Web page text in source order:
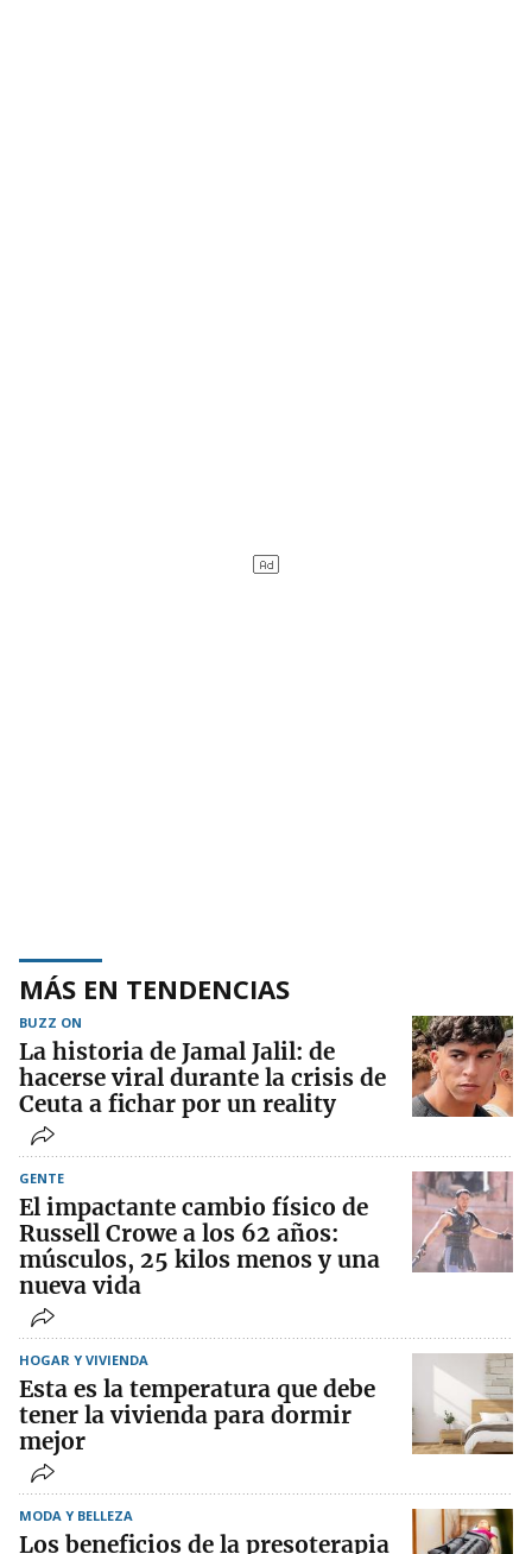
MÁS EN TENDENCIAS
BUZZ ON
La historia de Jamal Jalil: de
hacerse viral durante la crisis de
Ceuta a fichar por un reality
GENTE
El impactante cambio físico de
Russell Crowe a los 62 años:
músculos, 25 kilos menos y una
nueva vida
HOGAR Y VIVIENDA
Esta es la temperatura que debe
tener la vivienda para dormir
mejor
MODA Y BELLEZA
Los beneficios de la presoterapia